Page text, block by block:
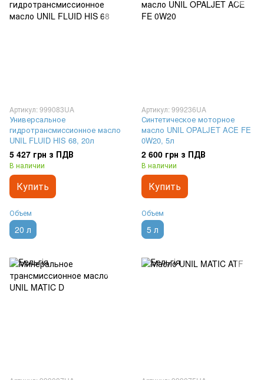
Артикул: 999083UA
Универсальное
гидротрансмиссионное масло
UNIL FLUID HIS 68, 20л
5 427 грн з ПДВ
В наличии
Купить
Объем
20 л
Артикул: 999236UA
Синтетическое моторное
масло UNIL OPALJET ACE FE
0W20, 5л
2 600 грн з ПДВ
В наличии
Купить
Объем
5 л